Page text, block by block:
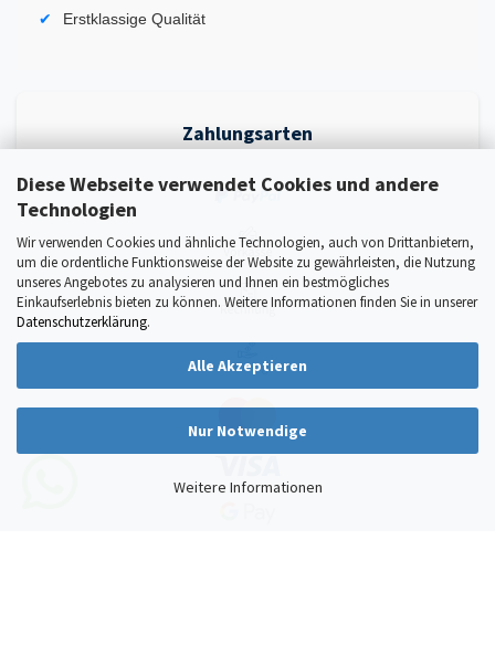
Diese Webseite verwendet Cookies und andere
Technologien
Wir verwenden Cookies und ähnliche Technologien, auch von Drittanbietern,
um die ordentliche Funktionsweise der Website zu gewährleisten, die Nutzung
unseres Angebotes zu analysieren und Ihnen ein bestmögliches
Einkaufserlebnis bieten zu können. Weitere Informationen finden Sie in unserer
Datenschutzerklärung.
Alle Akzeptieren
Nur Notwendige
Weitere Informationen
Erstklassige Qualität
Zahlungsarten